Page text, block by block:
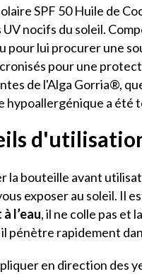
SPF 50 Huile de
UV nocifs du soleil.
pour lui procurer une
pour une
de l'Alga Gorria®,
hypoallergénique a
la bouteille avant
exposer au soleil. Il
l’eau, il ne colle pas et
pénètre rapidement
en direction des